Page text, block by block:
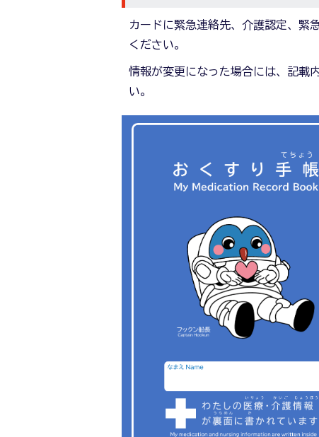
カードに緊急連絡先、介護認定、緊
ください。
情報が変更になった場合には、記載
い。